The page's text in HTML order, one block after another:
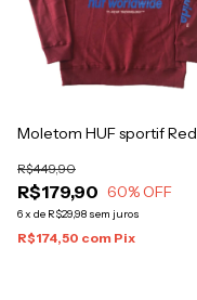
Moletom HUF sportif Red
R$179,90
R$449,90
60% OFF
6x de R$29,98 sem juros
R$174,50 com Pix